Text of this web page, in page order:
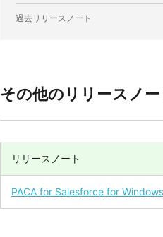
過去リリースノート
その他のリリースノー
リリースノート
PACA for Salesforce for Windows